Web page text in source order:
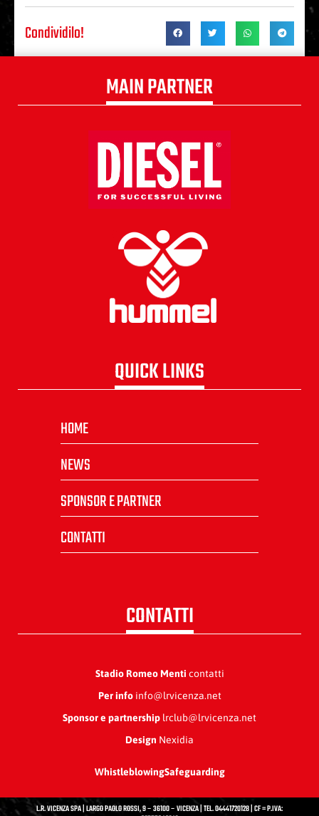
Condividilo!
MAIN PARTNER
QUICK LINKS
HOME
NEWS
SPONSOR E PARTNER
CONTATTI
CONTATTI
Stadio Romeo Menti contatti
Per infoinfo@lrvicenza.net
Sponsor e partnership lrclub@lrvicenza.net
Design Nexidia
WhistleblowingSafeguarding
L.R. VICENZA SPA | LARGO PAOLO ROSSI, 9 – 36100 – VICENZA | TEL. 04441720128 | CF = P.IVA: